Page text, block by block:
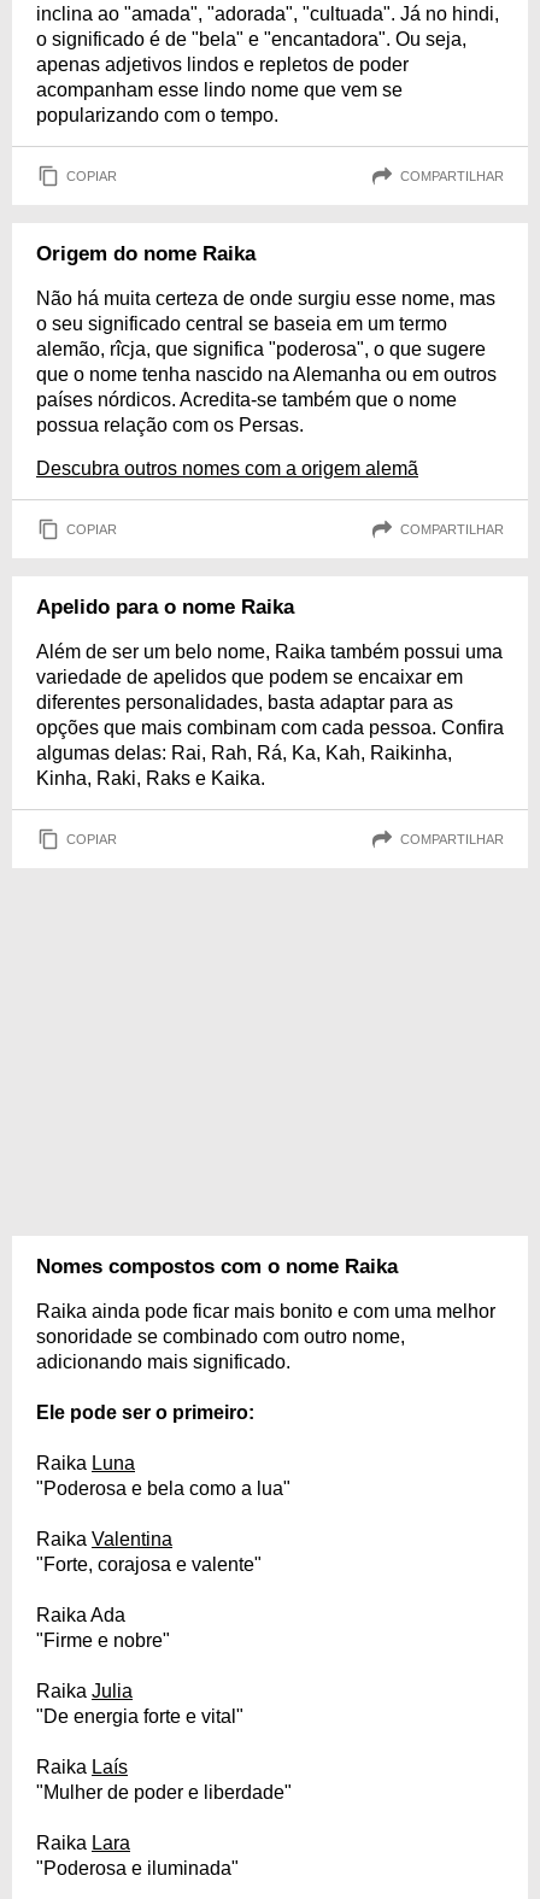
inclina ao "amada", "adorada", "cultuada". Já no hindi,
o significado é de "bela" e "encantadora". Ou seja,
apenas adjetivos lindos e repletos de poder
acompanham esse lindo nome que vem se
popularizando com o tempo.
COPIAR COMPARTILHAR
Origem do nome Raika
Não há muita certeza de onde surgiu esse nome, mas
o seu significado central se baseia em um termo
alemão, rîcja, que significa "poderosa", o que sugere
que o nome tenha nascido na Alemanha ou em outros
países nórdicos. Acredita-se também que o nome
possua relação com os Persas.
Descubra outros nomes com a origem alemã
COPIAR COMPARTILHAR
Apelido para o nome Raika
Além de ser um belo nome, Raika também possui uma
variedade de apelidos que podem se encaixar em
diferentes personalidades, basta adaptar para as
opções que mais combinam com cada pessoa. Confira
algumas delas: Rai, Rah, Rá, Ka, Kah, Raikinha,
Kinha, Raki, Raks e Kaika.
COPIAR COMPARTILHAR
Nomes compostos com o nome Raika
Raika ainda pode ficar mais bonito e com uma melhor
sonoridade se combinado com outro nome,
adicionando mais significado.
Ele pode ser o primeiro:
Raika Luna
"Poderosa e bela como a lua"
Raika Valentina
"Forte, corajosa e valente"
Raika Ada
"Firme e nobre"
Raika Julia
"De energia forte e vital"
Raika Laís
"Mulher de poder e liberdade"
Raika Lara
"Poderosa e iluminada"